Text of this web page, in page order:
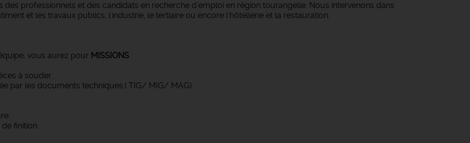
professionnels et des candidats en recherche d'emploi en région tourangelle. Nous intervenons dans
et les travaux publics, l'industrie, le tertiaire ou encore l'hôtellerie et la restauration.
vous aurez pour MISSIONS :
à souder.
par les documents techniques.( TIG/ MIG/ MAG)
finition.